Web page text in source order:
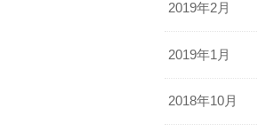
2019年2月
2019年1月
2018年10月